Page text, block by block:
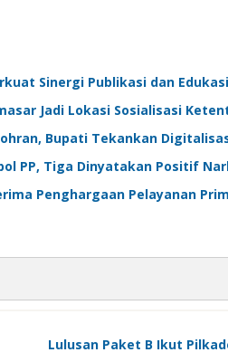
Sinergi Publikasi dan
Jadi Lokasi Sosialisasi
Bupati Tekankan
PP, Tiga Dinyatakan Positif
Penghargaan Pelayanan
Lulusan Paket B Ikut